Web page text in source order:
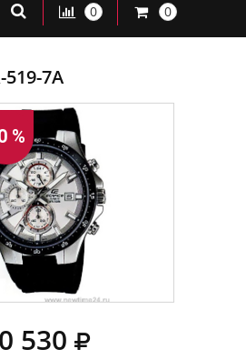
0 0
519-7A
%
530